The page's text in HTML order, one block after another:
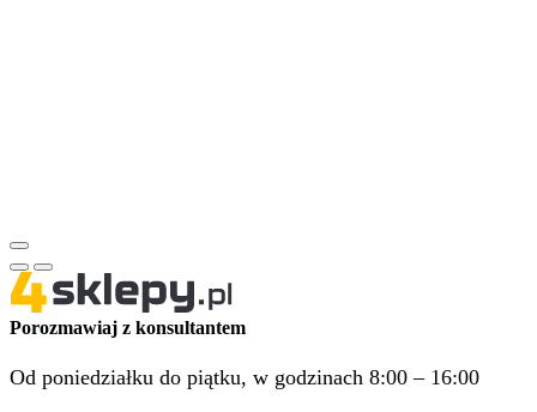
Porozmawiaj z konsultantem
Od poniedziałku do piątku, w godzinach 8:00 – 16:00